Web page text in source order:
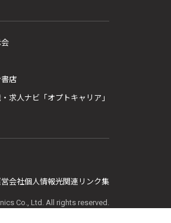
店
求人ナビ「オプトキャリア」
会社個人情報光関連リンク集
Co., Ltd. All rights reserved.